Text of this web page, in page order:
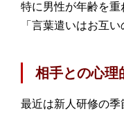
特に男性が年齢を重
「言葉遣いはお互
相手との心理
最近は新人研修の